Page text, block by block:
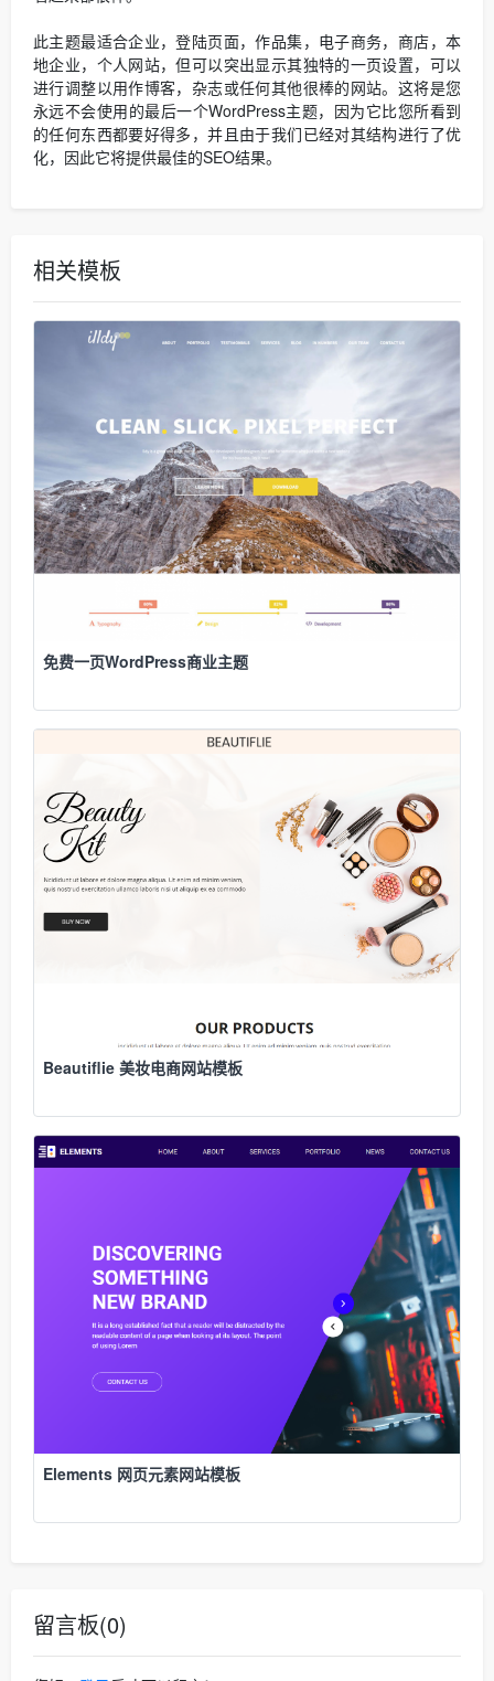
此主题最适合企业，登陆页面，作品集，电子商务，商店，本
地企业，个人网站，但可以突出显示其独特的一页设置，可以
进行调整以用作博客，杂志或任何其他很棒的网站。这将是您
永远不会使用的最后一个WordPress主题，因为它比您所看到
的任何东西都要好得多，并且由于我们已经对其结构进行了优
化，因此它将提供最佳的SEO结果。
相关模板
免费一页WordPress商业主题
Beautiflie 美妆电商网站模板
Elements 网页元素网站模板
留言板(0)